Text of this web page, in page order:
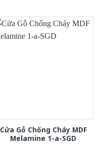
Cửa Gỗ Chống Cháy MDF
Melamine 1-a-SGD